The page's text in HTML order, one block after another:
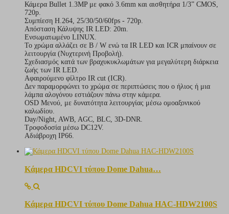
Κάμερα Bullet 1.3MP με φακό 3.6mm και αισθητήρα 1/3” CMOS,
720p.
Συμπίεση H.264, 25/30/50/60fps - 720p.
Απόσταση Κάλυψης IR LED: 20m.
Ενσωματωμένο LINUX.
Το χρώμα αλλάζει σε Β / W ενώ τα IR LED και ICR μπαίνουν σε
λειτουργία (Νυχτερινή Προβολή).
Σχεδιασμός κατά των βραχυκυκλωμάτων για μεγαλύτερη διάρκεια
ζωής των IR LED.
Αφαιρούμενο φίλτρο IR cut (ICR).
Δεν παραμορφώνει το χρώμα σε περιπτώσεις που ο ήλιος ή μια
λάμπα αλογόνου εστιάζουν πάνω στην κάμερα.
OSD Μενού, με δυνατότητα λειτουργίας μέσω ομοαξονικού
καλωδίου.
Day/Night, AWB, AGC, BLC, 3D-DNR.
Τροφοδοσία μέσω DC12V.
Αδιάβροχη IP66.
Κάμερα HDCVI τύπου Dome Dahua…
Κάμερα HDCVI τύπου Dome Dahua HAC-HDW2100S